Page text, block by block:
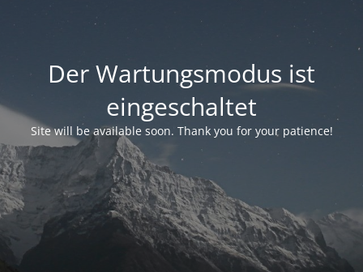
Der Wartungsmodus ist
eingeschaltet
Site will be available soon. Thank you for your patience!